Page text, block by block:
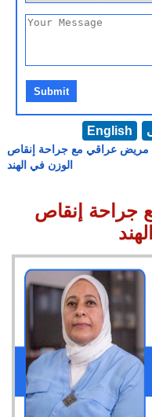
English
مريض عراقي مع جراحة إنقاص
الوزن في الهند
جراحة إنقاص